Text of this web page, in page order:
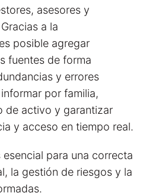
asesores y
a la
posible agregar
fuentes de forma
y errores
por familia,
de activo y garantizar
y acceso en tiempo real.
para una correcta
la gestión de riesgos y la